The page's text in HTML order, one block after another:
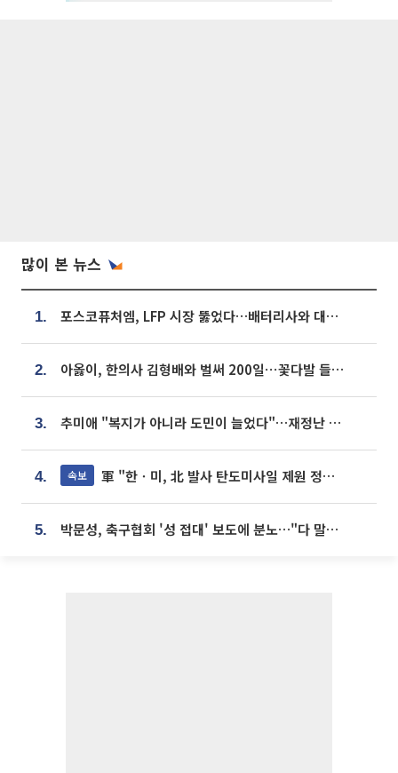
많이 본 뉴스
1. 포스코퓨처엠, LFP 시장 뚫었다…배터리사와 대규모 장기 공급 합의
2. 아옳이, 한의사 김형배와 벌써 200일⋯꽃다발 들고 "프러포즈 아냐"
3. 추미애 "복지가 아니라 도민이 늘었다"…재정난 책임론 정면돌파
4. 속보 軍 "한ㆍ미, 北 발사 탄도미사일 제원 정밀분석 중"
5. 박문성, 축구협회 '성 접대' 보도에 분노…"다 말아먹으려고 작정했나"